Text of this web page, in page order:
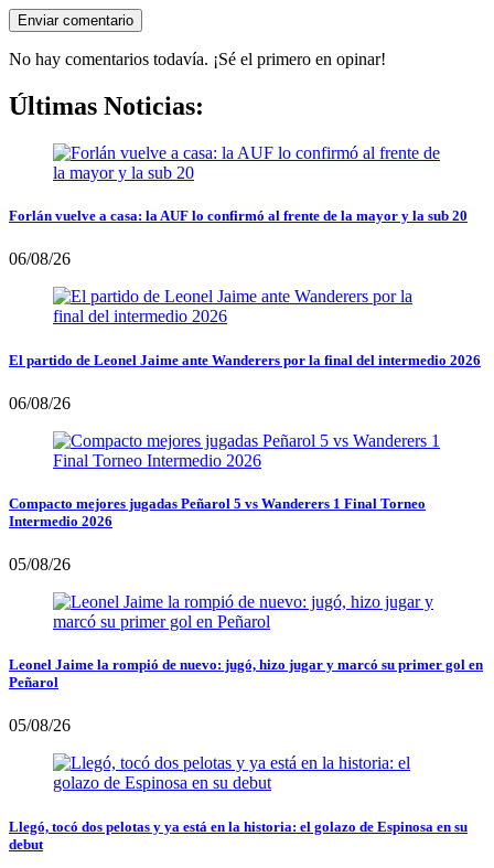
No hay comentarios todavía. ¡Sé el primero en opinar!
Últimas Noticias:
Forlán vuelve a casa: la AUF lo confirmó al frente de la mayor y la sub 20
06/08/26
El partido de Leonel Jaime ante Wanderers por la final del intermedio 2026
06/08/26
Compacto mejores jugadas Peñarol 5 vs Wanderers 1 Final Torneo
Intermedio 2026
05/08/26
Leonel Jaime la rompió de nuevo: jugó, hizo jugar y marcó su primer gol en
Peñarol
05/08/26
Llegó, tocó dos pelotas y ya está en la historia: el golazo de Espinosa en su
debut